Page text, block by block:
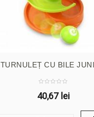
TURNULEȚ CU BILE
40,67 lei